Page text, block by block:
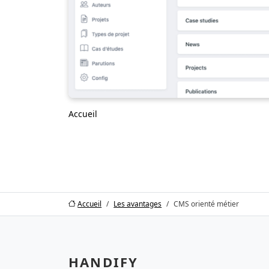
Accueil
Accueil Les avantages CMS orienté métier
HANDIFY